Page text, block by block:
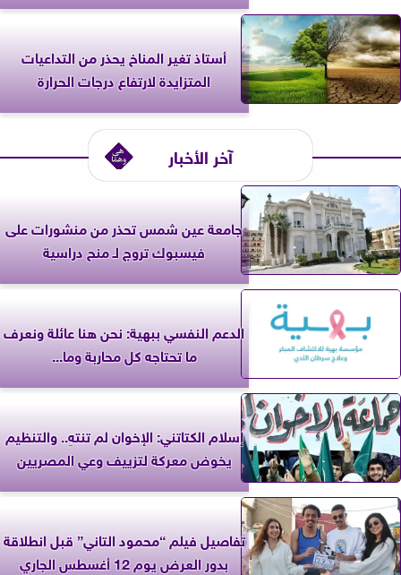
أستاذ تغير المناخ يحذر من التداعيات
المتزايدة لارتفاع درجات الحرارة
آخر الأخبار
جامعة عين شمس تحذر من منشورات على
فيسبوك تروج لـ منح دراسية
الدعم النفسي ببهية: نحن هنا عائلة ونعرف
ما تحتاجه كل محاربة وما...
إسلام الكتاتني: الإخوان لم تنتهِ.. والتنظيم
يخوض معركة لتزييف وعي المصريين
تفاصيل فيلم “محمود التاني” قبل انطلاقة
بدور العرض يوم 12 أغسطس الجاري